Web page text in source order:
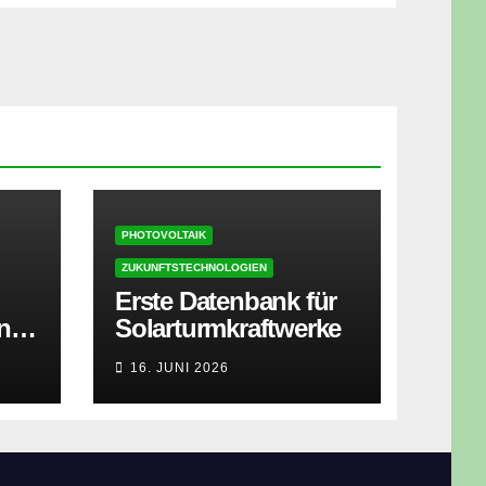
PHOTOVOLTAIK
ZUKUNFTSTECHNOLOGIEN
Erste Datenbank für
Solarturmkraftwerke
16. JUNI 2026